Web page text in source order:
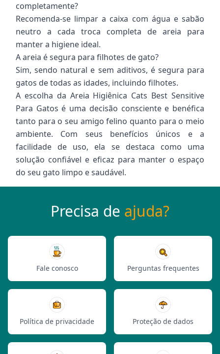
completamente?
Recomenda-se limpar a caixa com água e sabão
neutro a cada troca completa de areia para
manter a higiene ideal.
A areia é segura para filhotes de gato?
Sim, sendo natural e sem aditivos, é segura para
gatos de todas as idades, incluindo filhotes.
A escolha da Areia Higiênica Cats Best Sensitive
Para Gatos é uma decisão consciente e benéfica
tanto para o seu amigo felino quanto para o meio
ambiente. Com seus benefícios únicos e a
facilidade de uso, ela se destaca como uma
solução confiável e eficaz para manter o espaço
do seu gato limpo e saudável.
Precisa de ajuda?
Fale conosco Perguntas frequentes
Política de privacidade Proteção de dados